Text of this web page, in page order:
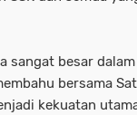
sangat besar
bersama
kekuatan